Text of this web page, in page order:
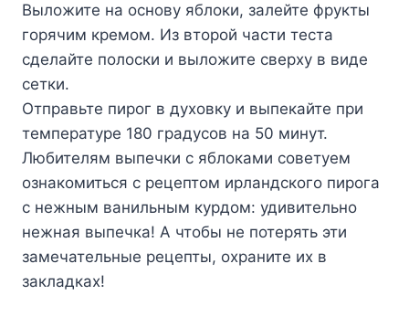
Выложите на основу яблоки, залейте фрукты
горячим кремом. Из второй части теста
сделайте полоски и выложите сверху в виде
сетки.
Отправьте пирог в духовку и выпекайте при
температуре 180 градусов на 50 минут.
Любителям выпечки с яблоками советуем
ознакомиться с рецептом ирландского пирога
с нежным ванильным курдом: удивительно
нежная выпечка! А чтобы не потерять эти
замечательные рецепты, охраните их в
закладках!